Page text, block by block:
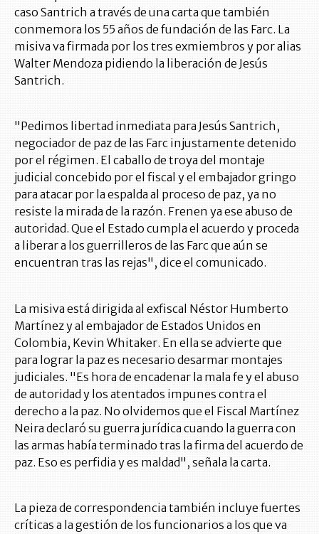
caso Santrich a través de una carta que también
conmemora los 55 años de fundación de las Farc. La
misiva va firmada por los tres exmiembros y por alias
Walter Mendoza pidiendo la liberación de Jesús
Santrich.
"Pedimos libertad inmediata para Jesús Santrich,
negociador de paz de las Farc injustamente detenido
por el régimen. El caballo de troya del montaje
judicial concebido por el fiscal y el embajador gringo
para atacar por la espalda al proceso de paz, ya no
resiste la mirada de la razón. Frenen ya ese abuso de
autoridad. Que el Estado cumpla el acuerdo y proceda
a liberar a los guerrilleros de las Farc que aún se
encuentran tras las rejas", dice el comunicado.
La misiva está dirigida al exfiscal Néstor Humberto
Martínez y al embajador de Estados Unidos en
Colombia, Kevin Whitaker. En ella se advierte que
para lograr la paz es necesario desarmar montajes
judiciales. "Es hora de encadenar la mala fe y el abuso
de autoridad y los atentados impunes contra el
derecho a la paz. No olvidemos que el Fiscal Martínez
Neira declaró su guerra jurídica cuando la guerra con
las armas había terminado tras la firma del acuerdo de
paz. Eso es perfidia y es maldad", señala la carta.
La pieza de correspondencia también incluye fuertes
críticas a la gestión de los funcionarios a los que va